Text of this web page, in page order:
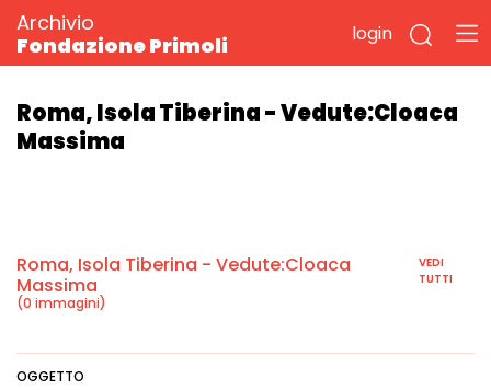
Archivio
Fondazione Primoli
login
Roma, Isola Tiberina - Vedute:Cloaca
Massima
Roma, Isola Tiberina - Vedute:Cloaca
Massima
(0 immagini)
VEDI
TUTTI
OGGETTO